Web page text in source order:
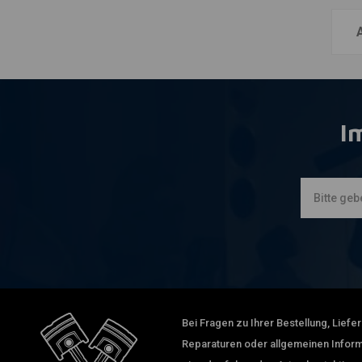
Bei Fragen zu Ihrer Bestellung,
Reparaturen oder allgemeinen